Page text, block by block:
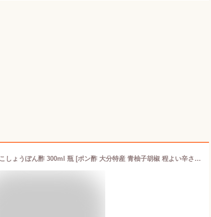
フンドーキン醤油 料亭の味 青柚子こしょうぽん酢 300ml 瓶 [ポン酢 大分特産 青柚子胡椒 程よい辛さ 調味料]